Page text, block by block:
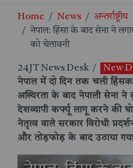
Home News
अन्तर्राष्ट्रीय
नेपाल: हिंसा के बाद सेना ने
को चेतावनी
24JT News Desk / New
नेपाल में दो दिन तक चली
अस्थिरता के बाद नेपाली सेना
देशव्यापी कर्फ्यू लागू करने
नेतृत्व वाले सरकार विरोधी
और तोड़फोड़ के बाद उठाया